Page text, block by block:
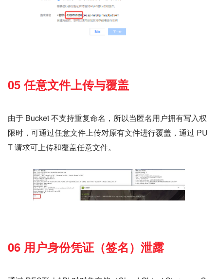
05 任意文件上传与覆盖
由于 Bucket 不支持重复命名，所以当匿名用户拥有写入权
限时，可通过任意文件上传对原有文件进行覆盖，通过 PU
T 请求可上传和覆盖任意文件。
06 用户身份凭证（签名）泄露